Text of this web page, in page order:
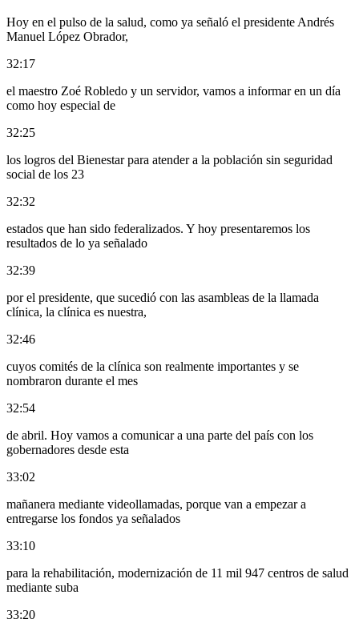
Hoy en el pulso de la salud, como ya señaló el presidente Andrés
Manuel López Obrador,
32:17
el maestro Zoé Robledo y un servidor, vamos a informar en un día
como hoy especial de
32:25
los logros del Bienestar para atender a la población sin seguridad
social de los 23
32:32
estados que han sido federalizados. Y hoy presentaremos los
resultados de lo ya señalado
32:39
por el presidente, que sucedió con las asambleas de la llamada
clínica, la clínica es nuestra,
32:46
cuyos comités de la clínica son realmente importantes y se
nombraron durante el mes
32:54
de abril. Hoy vamos a comunicar a una parte del país con los
gobernadores desde esta
33:02
mañanera mediante videollamadas, porque van a empezar a
entregarse los fondos ya señalados
33:10
para la rehabilitación, modernización de 11 mil 947 centros de salud
mediante suba
33:20